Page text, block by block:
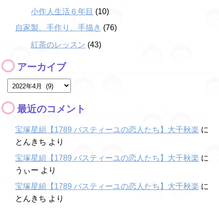
小作人生活６年目 (10)
自家製、手作り、手描き (76)
紅茶のレッスン (43)
アーカイブ
最近のコメント
宝塚星組【1789 バスティーユの恋人たち】大千秋楽 に
とんきち より
宝塚星組【1789 バスティーユの恋人たち】大千秋楽 に
うぃー より
宝塚星組【1789 バスティーユの恋人たち】大千秋楽 に
とんきち より